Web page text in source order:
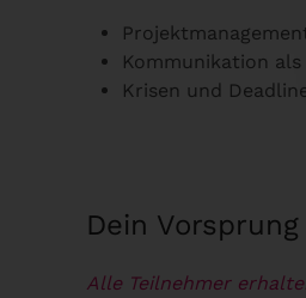
Kommunikation
Krisen und
Dein
Alle Teilnehmer